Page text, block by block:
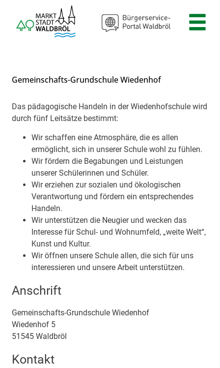
Zum Hauptinhalt springen
Gemeinschafts-Grundschule Wiedenhof
Beschreibung
Das pädagogische Handeln in der Wiedenhofschule wird
durch fünf Leitsätze bestimmt:
Wir schaffen eine Atmosphäre, die es allen
ermöglicht, sich in unserer Schule wohl zu fühlen.
Wir fördern die Begabungen und Leistungen
unserer Schülerinnen und Schüler.
Wir erziehen zur sozialen und ökologischen
Verantwortung und fördern ein entsprechendes
Handeln.
Wir unterstützen die Neugier und wecken das
Interesse für Schul- und Wohnumfeld, „weite Welt“,
Kunst und Kultur.
Wir öffnen unsere Schule allen, die sich für uns
interessieren und unsere Arbeit unterstützen.
Anschrift
Gemeinschafts-Grundschule Wiedenhof
Wiedenhof 5
51545 Waldbröl
Kontakt